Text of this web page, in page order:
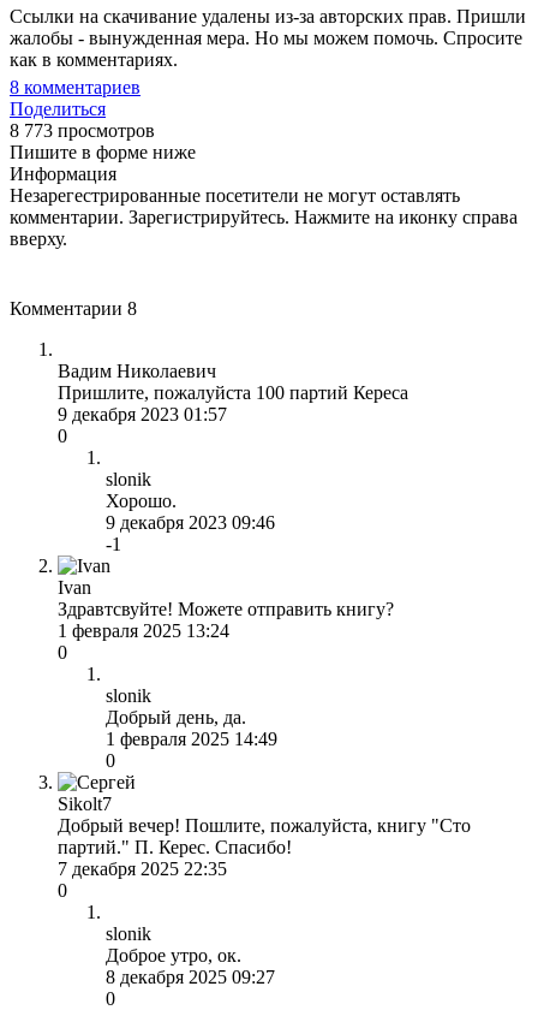
Ссылки на скачивание удалены из-за авторских прав. Пришли
жалобы - вынужденная мера. Но мы можем помочь. Спросите
как в комментариях.
8 комментариев
Поделиться
8 773 просмотров
Пишите в форме ниже
Информация
Незарегестрированные посетители не могут оставлять
комментарии. Зарегистрируйтесь. Нажмите на иконку справа
вверху.
Комментарии 8
Вадим Николаевич
Пришлите, пожалуйста 100 партий Кереса
9 декабря 2023 01:57
0
slonik
Хорошо.
9 декабря 2023 09:46
-1
Ivan
Здравтсвуйте! Можете отправить книгу?
1 февраля 2025 13:24
0
slonik
Добрый день, да.
1 февраля 2025 14:49
0
Sikolt7
Добрый вечер! Пошлите, пожалуйста, книгу "Сто
партий." П. Керес. Спасибо!
7 декабря 2025 22:35
0
slonik
Доброе утро, ок.
8 декабря 2025 09:27
0